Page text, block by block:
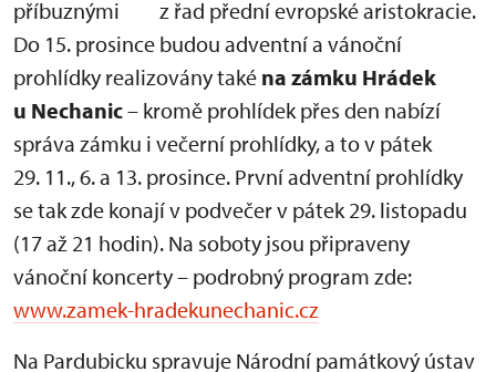
příbuznými z řad přední evropské aristokracie.
Do 15. prosince budou adventní a vánoční
prohlídky realizovány také na zámku Hrádek
u Nechanic– kromě prohlídek přes den nabízí
správa zámku i večerní prohlídky, a to v pátek
29. 11., 6. a 13. prosince. První adventní prohlídky
se tak zde konají v podvečer v pátek 29. listopadu
(17 až 21 hodin). Na soboty jsou připraveny
vánoční koncerty – podrobný program zde:
www.zamek-hradekunechanic.cz
Na Pardubicku spravuje Národní památkový ústav